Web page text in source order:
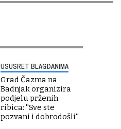
USUSRET BLAGDANIMA
Grad Čazma na
Badnjak organizira
podjelu prženih
ribica: ''Sve ste
pozvani i dobrodošli''